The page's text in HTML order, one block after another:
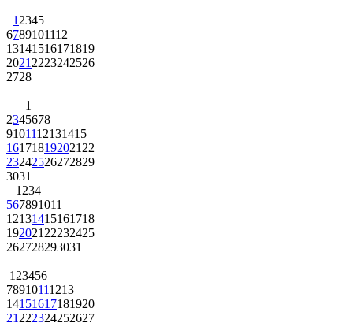
1 2345
6789101112
13141516171819
2021 2223242526
2728
1
2345678
9101112131415
161718192021 22
23242526272829
3031
1 234
567891011
12131415161718
192021 22232425
262728293031
1 23456
78910111213
14151617181920
21 222324252627